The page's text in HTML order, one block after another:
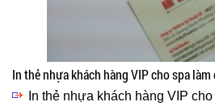
In thẻ nhựa khách hàng VIP cho spa làm
In thẻ nhựa khách hàng VIP